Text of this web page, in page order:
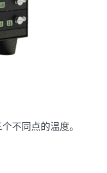
不同点的温度。